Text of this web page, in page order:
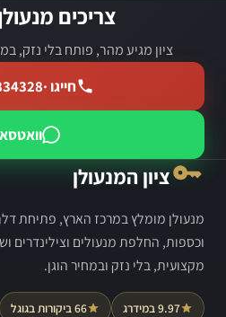
צריכים
ציון מגיע מהר, פותח בלי נזק,
חייגו ·
ציון המנעולן
מנעולן מומלץ במרכז הארץ, פתיחת
וכספות, החלפת מנעולים וצילינדרים
מקצועית, בלי נזק ובמחיר הוגן.
9.97 במידרג 66 ביקורות בגוגל